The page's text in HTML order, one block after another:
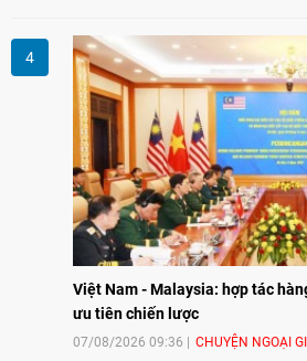
đổi về định hướng triển khai Dự
Nông nghiệp và An toàn thực
hướng tới thúc đẩy chuyển đổi
và mở rộng hợp tác phát triển
Việt Nam - Malaysia: hợp tác
ưu tiên chiến lược
07/08/2026 09:36 CHUYỆN NGOẠI